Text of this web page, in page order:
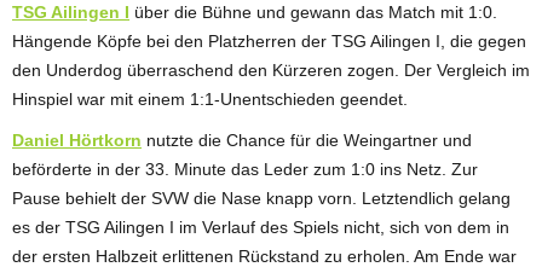
TSG Ailingen I über die Bühne und gewann das Match mit 1:0.
Hängende Köpfe bei den Platzherren der TSG Ailingen I, die gegen
den Underdog überraschend den Kürzeren zogen. Der Vergleich im
Hinspiel war mit einem 1:1-Unentschieden geendet.
Daniel Hörtkorn nutzte die Chance für die Weingartner und
beförderte in der 33. Minute das Leder zum 1:0 ins Netz. Zur
Pause behielt der SVW die Nase knapp vorn. Letztendlich gelang
es der TSG Ailingen I im Verlauf des Spiels nicht, sich von dem in
der ersten Halbzeit erlittenen Rückstand zu erholen. Am Ende war